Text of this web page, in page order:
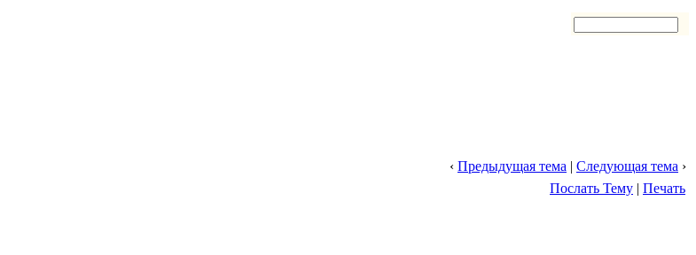
‹ Предыдущая тема | Следующая тема ›
Послать Тему | Печать